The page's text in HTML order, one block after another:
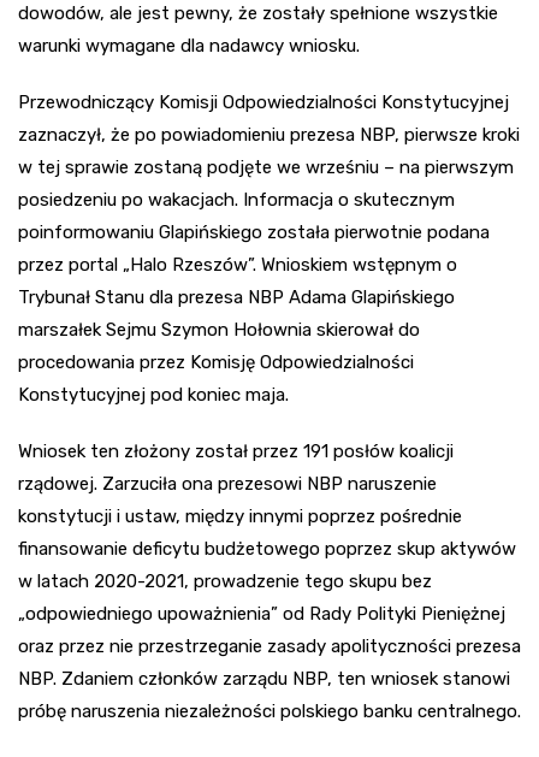
dowodów, ale jest pewny, że zostały spełnione wszystkie
warunki wymagane dla nadawcy wniosku.
Przewodniczący Komisji Odpowiedzialności Konstytucyjnej
zaznaczył, że po powiadomieniu prezesa NBP, pierwsze kroki
w tej sprawie zostaną podjęte we wrześniu – na pierwszym
posiedzeniu po wakacjach. Informacja o skutecznym
poinformowaniu Glapińskiego została pierwotnie podana
przez portal „Halo Rzeszów”. Wnioskiem wstępnym o
Trybunał Stanu dla prezesa NBP Adama Glapińskiego
marszałek Sejmu Szymon Hołownia skierował do
procedowania przez Komisję Odpowiedzialności
Konstytucyjnej pod koniec maja.
Wniosek ten złożony został przez 191 posłów koalicji
rządowej. Zarzuciła ona prezesowi NBP naruszenie
konstytucji i ustaw, między innymi poprzez pośrednie
finansowanie deficytu budżetowego poprzez skup aktywów
w latach 2020-2021, prowadzenie tego skupu bez
„odpowiedniego upoważnienia” od Rady Polityki Pieniężnej
oraz przez nie przestrzeganie zasady apolityczności prezesa
NBP. Zdaniem członków zarządu NBP, ten wniosek stanowi
próbę naruszenia niezależności polskiego banku centralnego.